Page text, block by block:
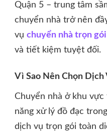
Quận 5 – trung tâm
chuyển nhà trở nên
vụ chuyển nhà trọn
và tiết kiệm tuyệt đối.
Vì Sao Nên Chọn Dịch
Chuyển nhà ở khu
năng xử lý đồ đạc
dịch vụ trọn gói toàn